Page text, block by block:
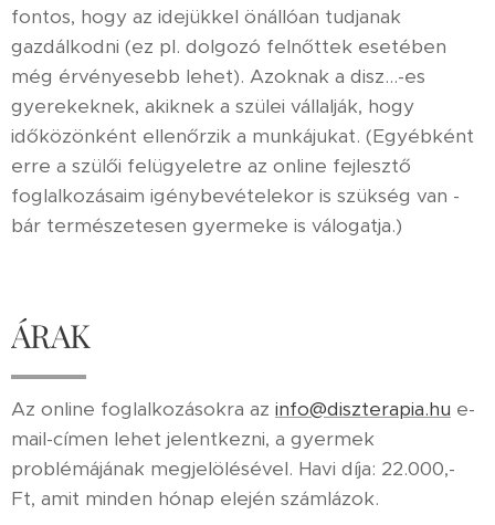
fontos, hogy az idejükkel önállóan tudjanak
gazdálkodni (ez pl. dolgozó felnőttek esetében
még érvényesebb lehet). Azoknak a disz...-es
gyerekeknek, akiknek a szülei vállalják, hogy
időközönként ellenőrzik a munkájukat. (Egyébként
erre a szülői felügyeletre az online fejlesztő
foglalkozásaim igénybevételekor is szükség van -
bár természetesen gyermeke is válogatja.)
ÁRAK
Az online foglalkozásokra az info@diszterapia.hu e-
mail-címen lehet jelentkezni, a gyermek
problémájának megjelölésével. Havi díja: 22.000,-
Ft, amit minden hónap elején számlázok.